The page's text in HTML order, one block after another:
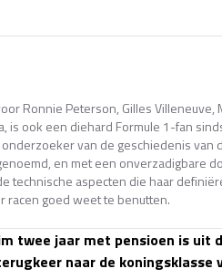
Ronnie Peterson, Gilles Villeneuve,
is ook een diehard Formule 1-fan
van de geschiedenis van
en met een onverzadigbare
technische aspecten die haar
racen goed weet te benutten.
twee jaar met pensioen is uit
naar de koningsklasse